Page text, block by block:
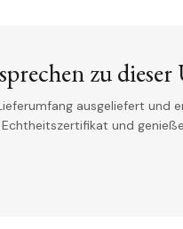
zu dieser
ausgeliefert und
und